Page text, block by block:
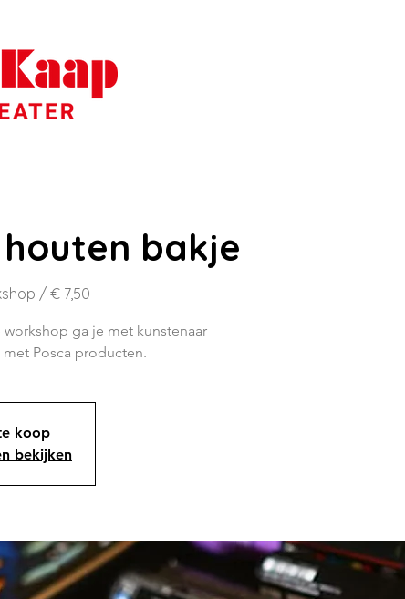
bakje
/ € 7,50
ga je met kunstenaar
Posca producten.
koop
bekijken